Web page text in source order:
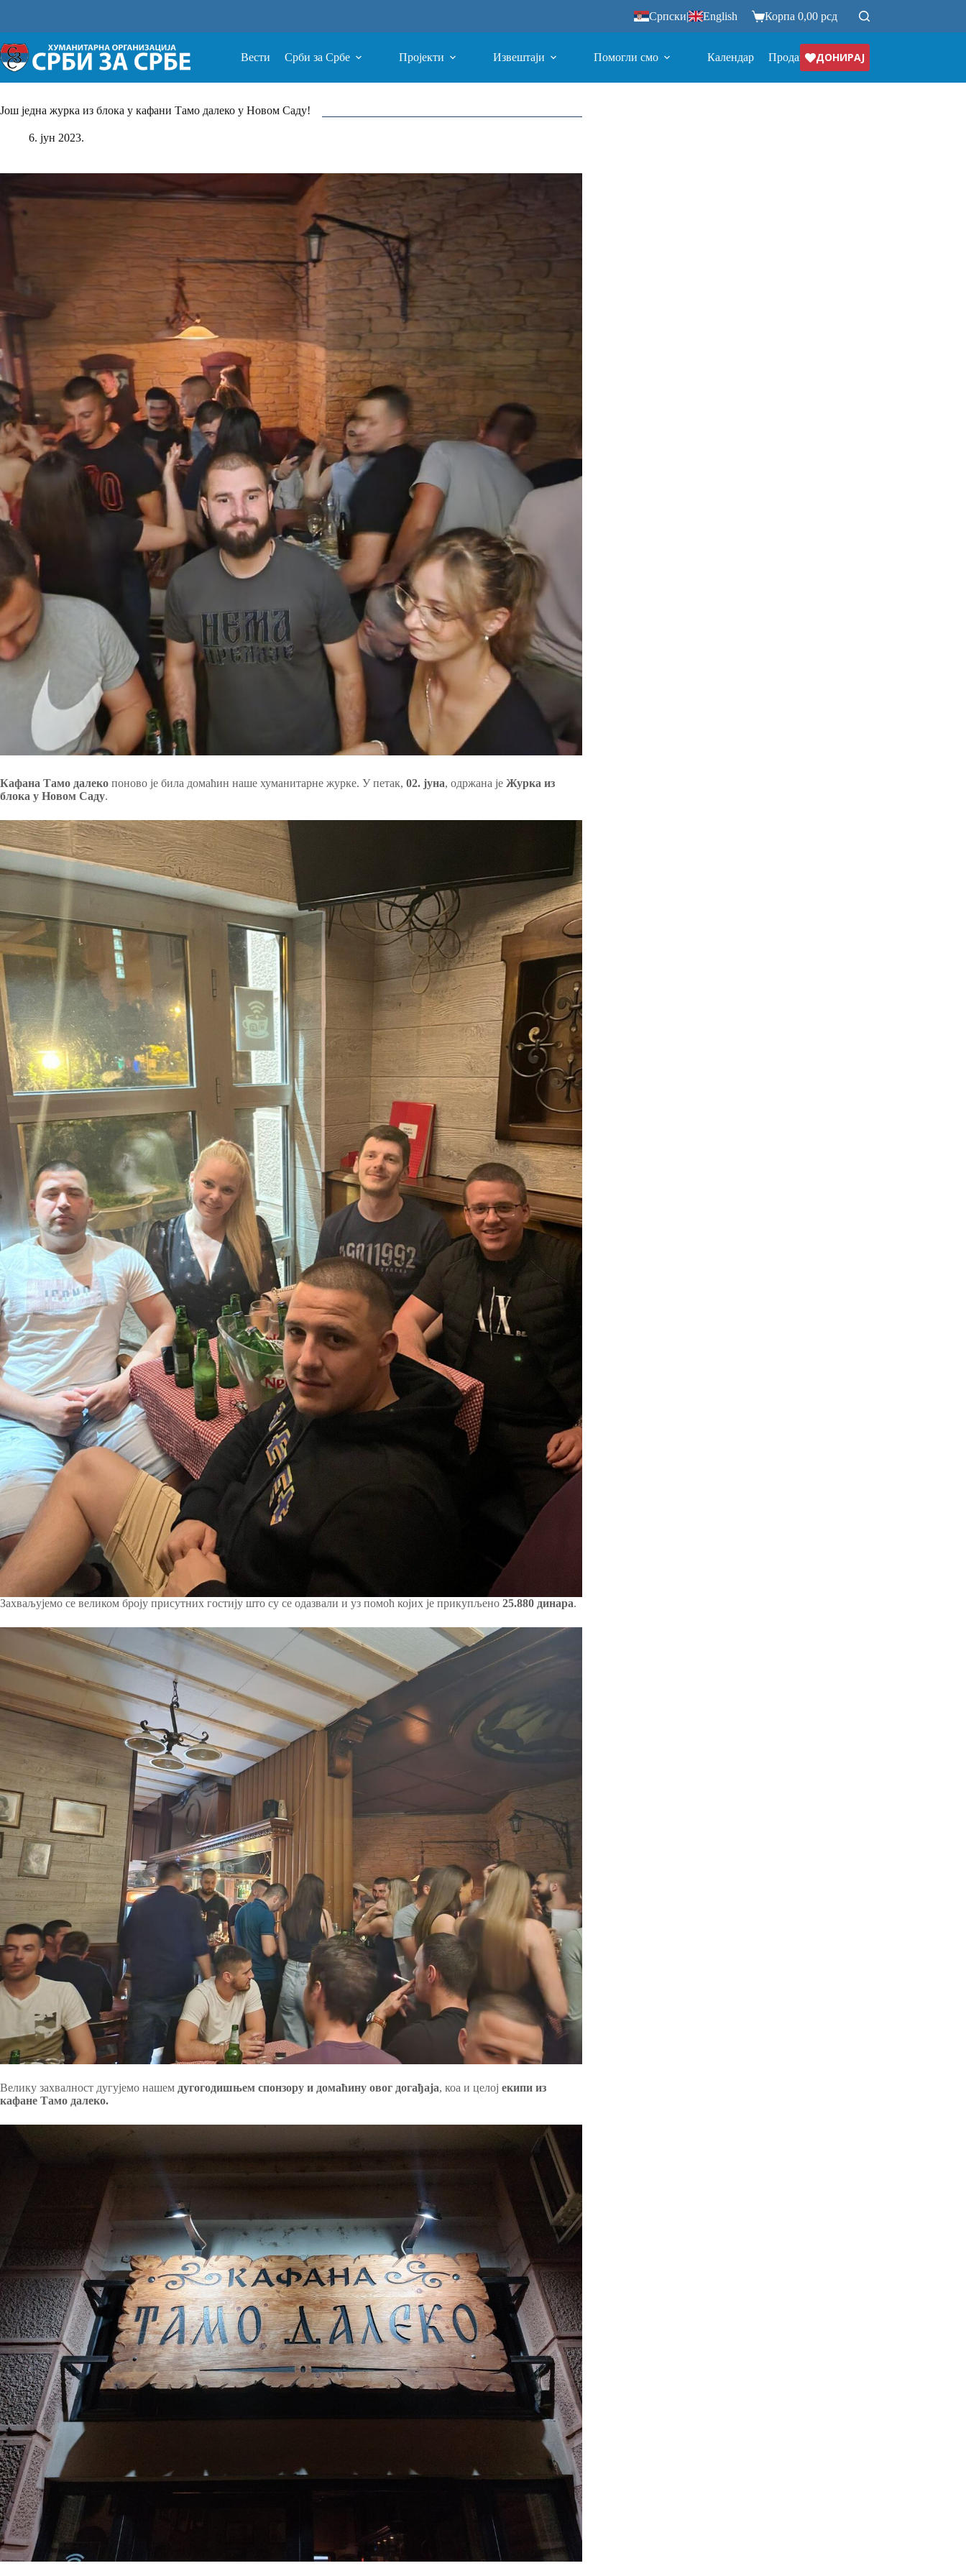
Српски| English Корпа 0,00 рсд
Вести Срби за Србе Пројекти Извештаји Помогли смо Календар ПродавницаДОНИРАЈ
Још једна журка из блока у кафани Тамо далеко у Новом Саду!
6. јун 2023.
Кафана Тамо далеко поново је била домаћин наше хуманитарне журке. У петак, 02. јуна, одржана је Журка из
блока у Новом Саду.
Захваљујемо се великом броју присутних гостију што су се одазвали и уз помоћ којих је прикупљено 25.880 динара.
Велику захвалност дугујемо нашем дугогодишњем спонзору и домаћину овог догађаја, коа и целој екипи из
кафане Тамо далеко.